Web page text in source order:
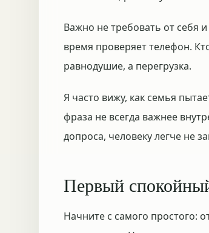
Важно не требовать от себя
время проверяет телефон.
равнодушие, а перегрузка.
Я часто вижу, как семья
фраза не всегда важнее
допроса, человеку легче не
Первый
Начните с самого простого: